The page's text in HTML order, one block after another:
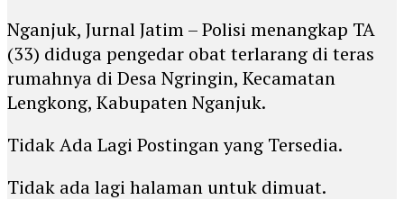
Nganjuk, Jurnal Jatim – Polisi menangkap TA
(33) diduga pengedar obat terlarang di teras
rumahnya di Desa Ngringin, Kecamatan
Lengkong, Kabupaten Nganjuk.
Tidak Ada Lagi Postingan yang Tersedia.
Tidak ada lagi halaman untuk dimuat.